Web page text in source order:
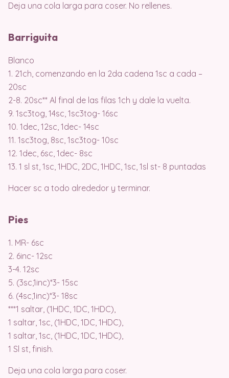
Deja una cola larga para coser. No rellenes.
Barriguita
Blanco
1. 21ch, comenzando en la 2da cadena 1sc a cada –
20sc
2-8. 20sc** Al final de las filas 1ch y dale la vuelta.
9. 1sc3tog, 14sc, 1sc3tog- 16sc
10. 1dec, 12sc, 1dec- 14sc
11. 1sc3tog, 8sc, 1sc3tog- 10sc
12. 1dec, 6sc, 1dec- 8sc
13. 1 sl st, 1sc, 1HDC, 2DC, 1HDC, 1sc, 1sl st- 8 puntadas
Hacer sc a todo alrededor y terminar.
Pies
1. MR- 6sc
2. 6inc- 12sc
3-4. 12sc
5. (3sc,1inc)*3- 15sc
6. (4sc,1inc)*3- 18sc
***1 saltar, (1HDC, 1DC, 1HDC),
1 saltar, 1sc, (1HDC, 1DC, 1HDC),
1 saltar, 1sc, (1HDC, 1DC, 1HDC),
1 Sl st, finish.
Deja una cola larga para coser.